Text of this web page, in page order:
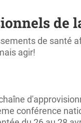
de
de santé
agir!
conférence